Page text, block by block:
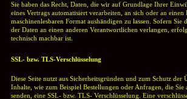
Sie haben das Recht, Daten, die wir auf Grundlage Ihrer
eines Vertrags automatisiert verarbeiten, an sich oder an einen
maschinenlesbaren Format aushändigen zu lassen. Sofern Sie
der Daten an einen anderen Verantwortlichen verlangen,
technisch machbar ist.
SSL- bzw. TLS-Verschlüsselung
Diese Seite nutzt aus Sicherheitsgründen und zum Schutz der
Inhalte, wie zum Beispiel Bestellungen oder Anfragen, die Sie
senden, eine SSL- bzw. TLS- Verschlüsselung. Eine